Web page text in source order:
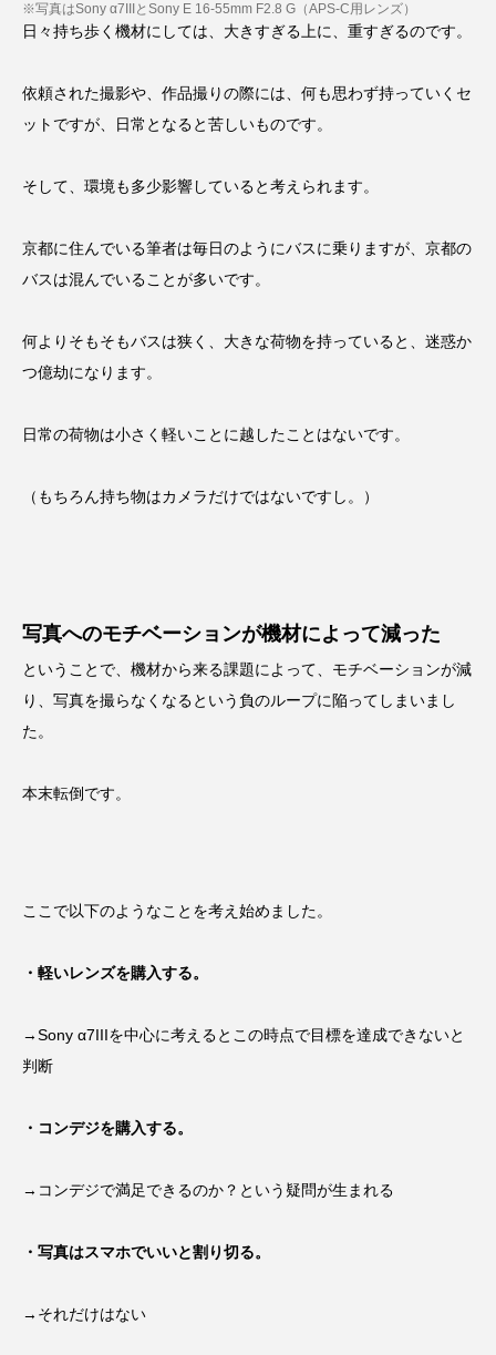
※写真はSony α7IIIとSony E 16-55mm F2.8 G（APS-C用レンズ）
日々持ち歩く機材にしては、大きすぎる上に、重すぎるのです。
依頼された撮影や、作品撮りの際には、何も思わず持っていくセ
ットですが、日常となると苦しいものです。
そして、環境も多少影響していると考えられます。
京都に住んでいる筆者は毎日のようにバスに乗りますが、京都の
バスは混んでいることが多いです。
何よりそもそもバスは狭く、大きな荷物を持っていると、迷惑か
つ億劫になります。
日常の荷物は小さく軽いことに越したことはないです。
（もちろん持ち物はカメラだけではないですし。）
写真へのモチベーションが機材によって減った
ということで、機材から来る課題によって、モチベーションが減
り、写真を撮らなくなるという負のループに陥ってしまいまし
た。
本末転倒です。
ここで以下のようなことを考え始めました。
・軽いレンズを購入する。
→Sony α7IIIを中心に考えるとこの時点で目標を達成できないと
判断
・コンデジを購入する。
→コンデジで満足できるのか？という疑問が生まれる
・写真はスマホでいいと割り切る。
→それだけはない